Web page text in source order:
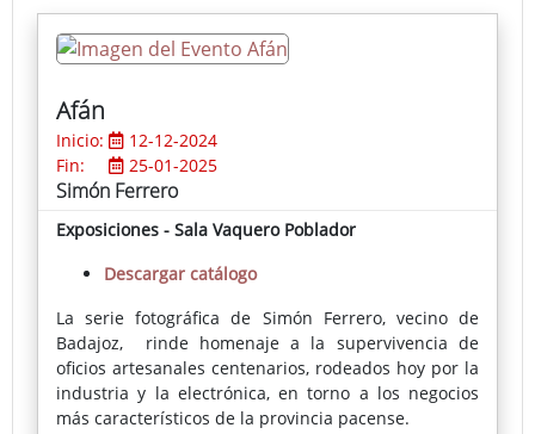
Afán
Inicio:
12-12-2024
Fin:
25-01-2025
Simón Ferrero
Exposiciones - Sala Vaquero Poblador
Descargar catálogo
La serie fotográfica de Simón Ferrero, vecino de
Badajoz, rinde homenaje a la supervivencia de
oficios artesanales centenarios, rodeados hoy por la
industria y la electrónica, en torno a los negocios
más característicos de la provincia pacense.